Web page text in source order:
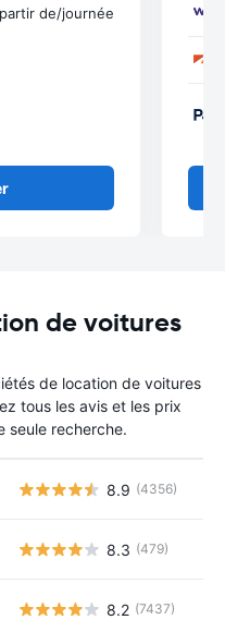
de/journée
de voitures
de location de voitures
tous les avis et les prix
seule recherche.
8.9 (4356)
8.3 (479)
8.2 (7437)